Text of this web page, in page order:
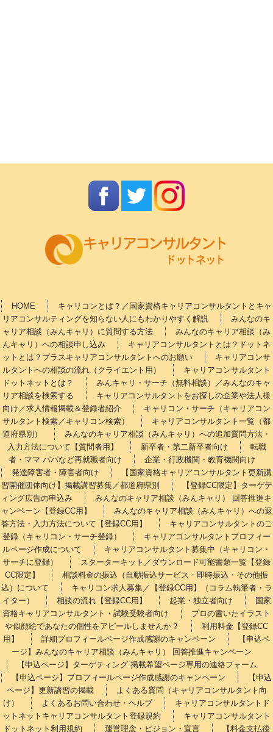
HOME
キャリコンとは？／国家資格キャリアコンサルタントとキャ
リアコンサルティングを知らない人にもわかりやすく解説
みんなのキ
ャリア相談（みんキャリ）に質問する方法
みんなのキャリア相談（み
んキャリ）への相談申し込み
キャリアコンサルタントとは？ドットネ
ットとは？プラスキャリアコンサルタントへのお願い
キャリアコンサ
ルタントへの相談の流れ（クライエント用）
キャリアコンサルタント
ドットネットとは？
みんキャリ・サーチ（無料相談）／みんなのキャ
リア相談を検索する
キャリアコンサルタントをお探しの企業や法人様
向け／求人情報掲載＆登録者紹介
キャリコン・サーチ（キャリアコン
サルタント検索／キャリコン検索）
キャリアコンサルタント一覧（都
道府県別）
みんなのキャリア相談（みんキャリ）への追加質問方法・
入力方法について【質問者用】
新卒者・第二新卒者向け
転職
者・ママ パパなど再就職者向け
企業・行政機関・教育機関向け
発達障害者・障害者向け
【国家資格キャリアコンサルタント更新講
習開催団体向け】掲載講習募集／都道府県別
【登録CC限定】ターゲテ
ィング広告の申込み
みんなのキャリア相談（みんキャリ） 回答推進キ
ャンペーン【登録CC用】
みんなのキャリア相談（みんキャリ）への返
答方法・入力方法について【登録CC用】
キャリアコンサルタントのご
登録（キャリコン・サーチ登録）
キャリアコンサルタントプロフィー
ルページ作成について
キャリアコンサルタント募集中（キャリコン・
サーチに登録）
スターターキット／ダウンロード可能書類一覧【登録
CC限定】
相談料金の振込（自動振込サービス・即時振込・その他振
込）について
キャリコン求人募集／【登録CC用】（コラム執筆者・ラ
イター）
相談の流れ【登録CC用】 起業・独立者向け
国家
資格キャリアコンサルタント・試験受験者向け
プロの書いたイラスト
や似顔絵であなたの個性をアピールしませんか？
利用料金【登録CC
用】
詳細プロフィールページ作成感謝のキャンペーン
【申込ペ
ージ】みんなのキャリア相談（みんキャリ） 回答推進キャンペーン
【申込ページ】ターゲティング 掲載希望ページ専用の連絡フォーム
【申込ページ】プロフィールページ作成感謝のキャンペーン
【申込
ページ】更新講習の掲載
よくある質問（キャリアコンサルタント向
け）
よくあるお問い合わせ・ヘルプ
キャリアコンサルタントド
ットネットキャリアコンサルタント登録規約
キャリアコンサルタント
ドットネット利用規約
運営理念・ビジョン・宣言 【料金支払後